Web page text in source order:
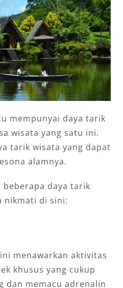
mempunyai daya tarik
wisata yang satu ini.
tarik wisata yang dapat
alamnya.
daya tarik
nikmati di sini:
menawarkan aktivitas
khusus yang cukup
dan memacu adrenalin